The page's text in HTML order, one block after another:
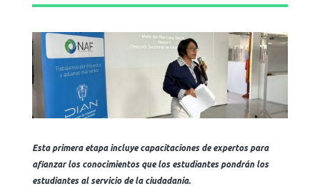
Esta primera etapa incluye capacitaciones de expertos para
afianzar los conocimientos que los estudiantes pondrán los
estudiantes al servicio de la ciudadanía.